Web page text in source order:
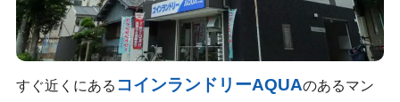
すぐ近くにある コインランドリーAQUAのあるマン